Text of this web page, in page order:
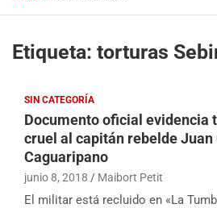
Etiqueta: torturas
SIN CATEGORÍA
Documento oficial evidencia
cruel al capitán rebelde Juan
Caguaripano
junio 8, 2018 Maibort Petit
El militar está recluido en «La